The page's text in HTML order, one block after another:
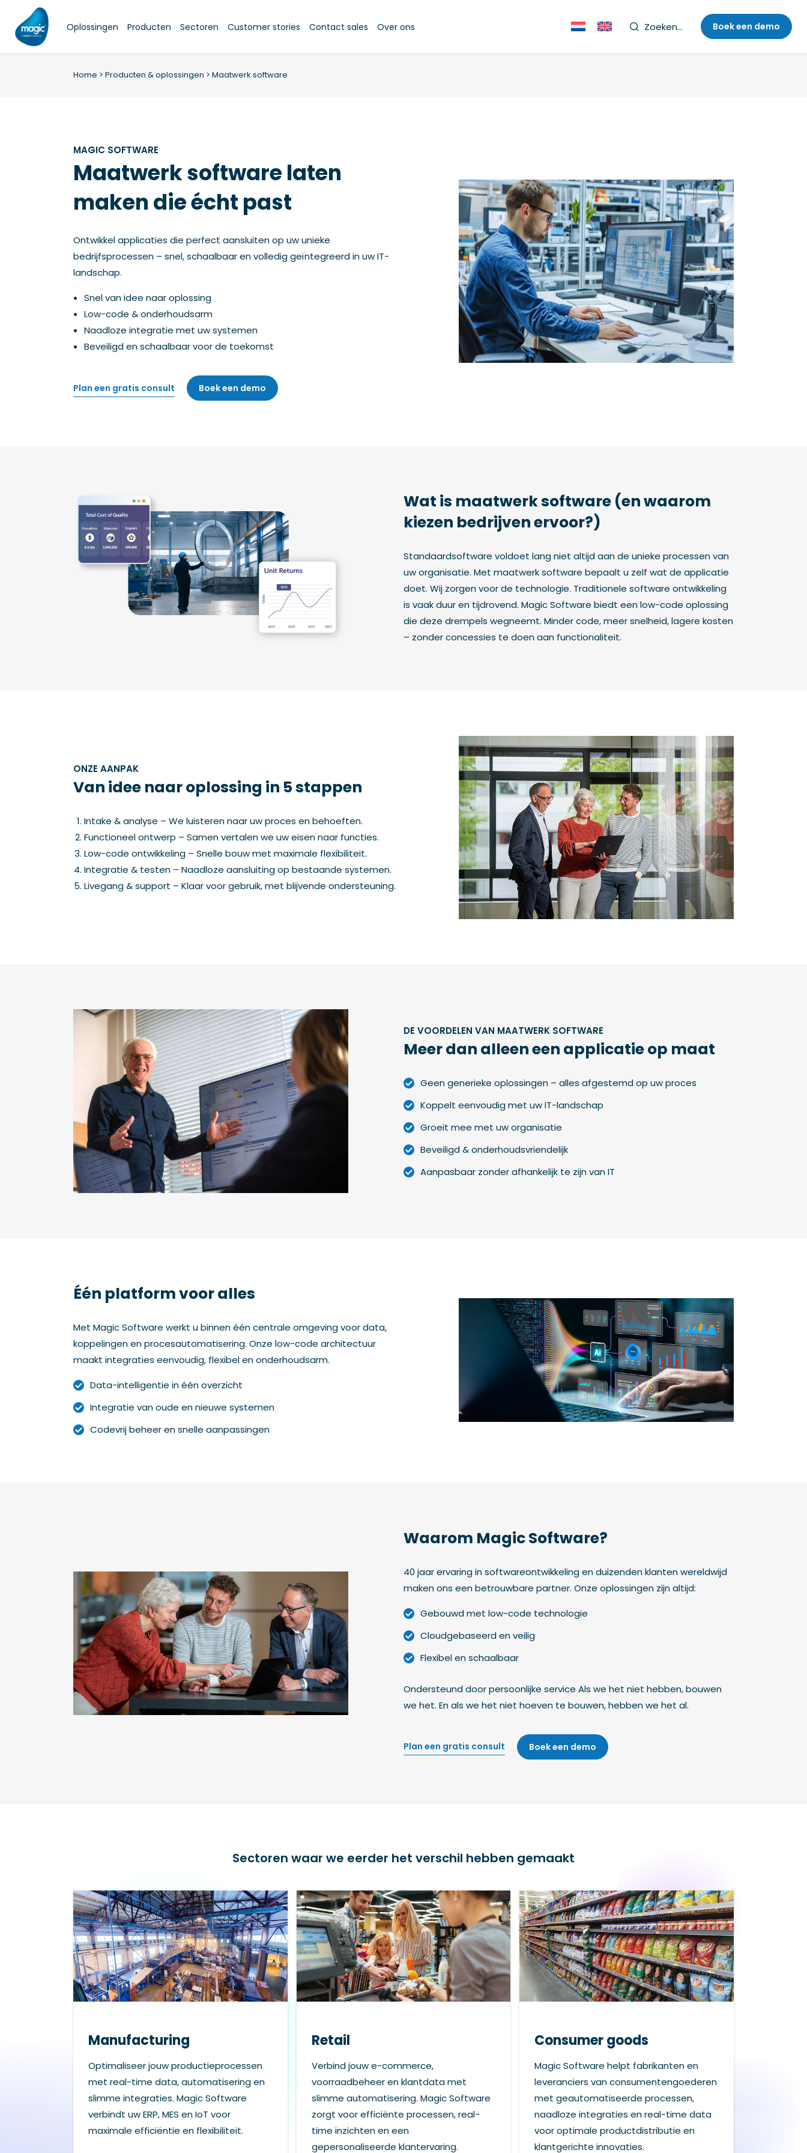
content
Oplossingen Producten Sectoren Customer stories Contact sales Over ons Zoeken... Boek een demo
Home > Producten & oplossingen > Maatwerk software
MAGIC SOFTWARE
Maatwerk software laten
maken die écht past
Ontwikkel applicaties die perfect aansluiten op uw unieke
bedrijfsprocessen – snel, schaalbaar en volledig geïntegreerd in uw IT-
landschap.
Snel van idee naar oplossing
Low-code & onderhoudsarm
Naadloze integratie met uw systemen
Beveiligd en schaalbaar voor de toekomst
Plan een gratis consult Boek een demo
Wat is maatwerk software (en waarom
kiezen bedrijven ervoor?)
Standaardsoftware voldoet lang niet altijd aan de unieke processen van
uw organisatie. Met maatwerk software bepaalt u zelf wat de applicatie
doet. Wij zorgen voor de technologie. Traditionele software ontwikkeling
is vaak duur en tijdrovend. Magic Software biedt een low-code oplossing
die deze drempels wegneemt. Minder code, meer snelheid, lagere kosten
– zonder concessies te doen aan functionaliteit.
ONZE AANPAK
Van idee naar oplossing in 5 stappen
Intake & analyse – We luisteren naar uw proces en behoeften.
Functioneel ontwerp – Samen vertalen we uw eisen naar functies.
Low-code ontwikkeling – Snelle bouw met maximale flexibiliteit.
Integratie & testen – Naadloze aansluiting op bestaande systemen.
Livegang & support – Klaar voor gebruik, met blijvende ondersteuning.
DE VOORDELEN VAN MAATWERK SOFTWARE
Meer dan alleen een applicatie op maat
Geen generieke oplossingen – alles afgestemd op uw proces
Koppelt eenvoudig met uw IT-landschap
Groeit mee met uw organisatie
Beveiligd & onderhoudsvriendelijk
Aanpasbaar zonder afhankelijk te zijn van IT
Één platform voor alles
Met Magic Software werkt u binnen één centrale omgeving voor data,
koppelingen en procesautomatisering. Onze low-code architectuur
maakt integraties eenvoudig, flexibel en onderhoudsarm.
Data-intelligentie in één overzicht
Integratie van oude en nieuwe systemen
Codevrij beheer en snelle aanpassingen
Waarom Magic Software?
40 jaar ervaring in softwareontwikkeling en duizenden klanten wereldwijd
maken ons een betrouwbare partner. Onze oplossingen zijn altijd:
Gebouwd met low-code technologie
Cloudgebaseerd en veilig
Flexibel en schaalbaar
Ondersteund door persoonlijke service Als we het niet hebben, bouwen
we het. En als we het niet hoeven te bouwen, hebben we het al.
Plan een gratis consult Boek een demo
Sectoren waar we eerder het verschil hebben gemaakt
Manufacturing
Optimaliseer jouw productieprocessen
met real-time data, automatisering en
slimme integraties. Magic Software
verbindt uw ERP, MES en IoT voor
maximale efficiëntie en flexibiliteit.
Retail
Verbind jouw e-commerce,
voorraadbeheer en klantdata met
slimme automatisering. Magic Software
zorgt voor efficiënte processen, real-
time inzichten en een
gepersonaliseerde klantervaring.
Consumer goods
Magic Software helpt fabrikanten en
leveranciers van consumentengoederen
met geautomatiseerde processen,
naadloze integraties en real-time data
voor optimale productdistributie en
klantgerichte innovaties.